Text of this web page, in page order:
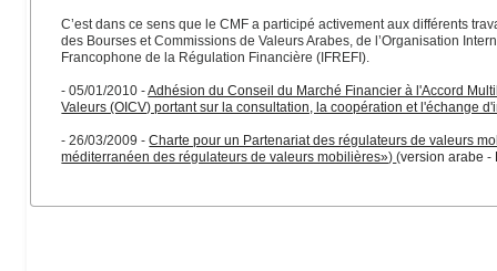
C’est dans ce sens que le CMF a participé activement aux différents
des Bourses et Commissions de Valeurs Arabes, de l’Organisation
Francophone de la Régulation Financière (IFREFI).
- 05/01/2010 -Adhésion du Conseil du Marché Financier à l'Accord
Valeurs (OICV) portant sur la consultation, la coopération et l'échange
- 26/03/2009 -Charte pour un Partenariat des régulateurs de valeurs
méditerranéen des régulateurs de valeurs mobilières»)(version arabe-